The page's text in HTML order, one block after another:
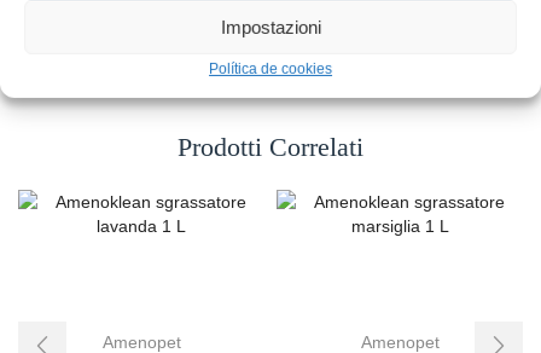
Impostazioni
Política de cookies
Prodotti Correlati
Amenopet
Amenopet